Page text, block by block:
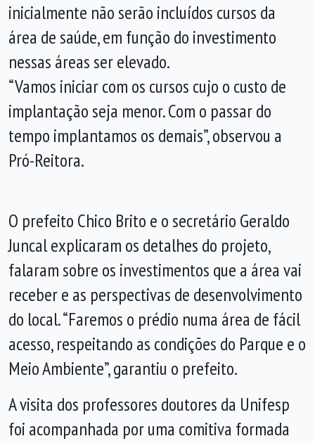
inicialmente não serão incluídos cursos da
área de saúde, em função do investimento
nessas áreas ser elevado.
“Vamos iniciar com os cursos cujo o custo de
implantação seja menor. Com o passar do
tempo implantamos os demais”, observou a
Pró-Reitora.
O prefeito Chico Brito e o secretário Geraldo
Juncal explicaram os detalhes do projeto,
falaram sobre os investimentos que a área vai
receber e as perspectivas de desenvolvimento
do local. “Faremos o prédio numa área de fácil
acesso, respeitando as condições do Parque e o
Meio Ambiente”, garantiu o prefeito.
A visita dos professores doutores da Unifesp
foi acompanhada por uma comitiva formada